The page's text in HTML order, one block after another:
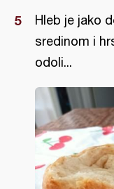
Hleb je jako
sredinom i
odoli...